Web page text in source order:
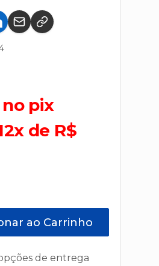
pix
de R$
ao Carrinho
de entrega